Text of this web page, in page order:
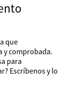
que
y comprobada.
para
Escríbenos y lo